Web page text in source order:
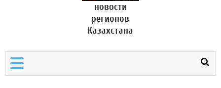
новости
регионов
Казахстана